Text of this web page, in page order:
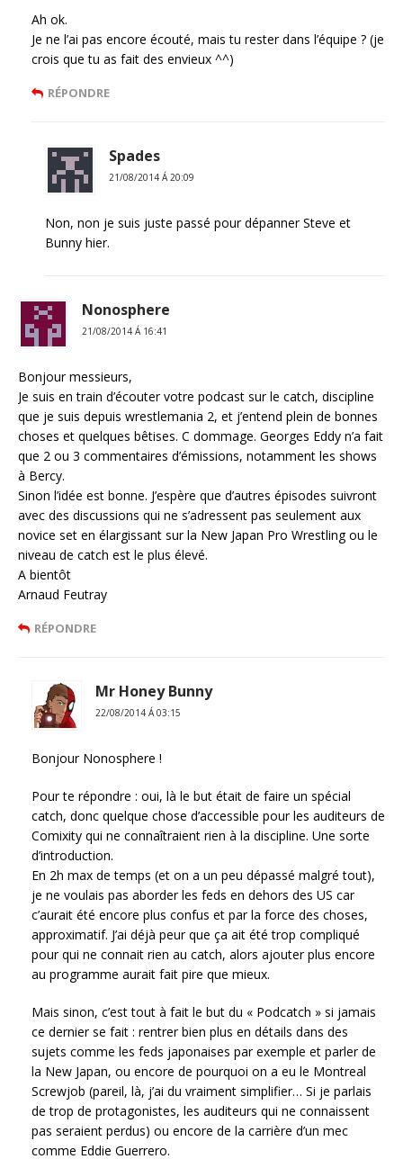
Ah ok.
Je ne l’ai pas encore écouté, mais tu rester dans l’équipe ? (je
crois que tu as fait des envieux ^^)
RÉPONDRE
Spades
21/08/2014 Á 20:09
Non, non je suis juste passé pour dépanner Steve et
Bunny hier.
Nonosphere
21/08/2014 Á 16:41
Bonjour messieurs,
Je suis en train d’écouter votre podcast sur le catch, discipline
que je suis depuis wrestlemania 2, et j’entend plein de bonnes
choses et quelques bêtises. C dommage. Georges Eddy n’a fait
que 2 ou 3 commentaires d’émissions, notamment les shows
à Bercy.
Sinon l’idée est bonne. J’espère que d’autres épisodes suivront
avec des discussions qui ne s’adressent pas seulement aux
novice set en élargissant sur la New Japan Pro Wrestling ou le
niveau de catch est le plus élevé.
A bientôt
Arnaud Feutray
RÉPONDRE
Mr Honey Bunny
22/08/2014 Á 03:15
Bonjour Nonosphere !
Pour te répondre : oui, là le but était de faire un spécial
catch, donc quelque chose d’accessible pour les auditeurs de
Comixity qui ne connaîtraient rien à la discipline. Une sorte
d’introduction.
En 2h max de temps (et on a un peu dépassé malgré tout),
je ne voulais pas aborder les feds en dehors des US car
c’aurait été encore plus confus et par la force des choses,
approximatif. J’ai déjà peur que ça ait été trop compliqué
pour qui ne connait rien au catch, alors ajouter plus encore
au programme aurait fait pire que mieux.
Mais sinon, c’est tout à fait le but du « Podcatch » si jamais
ce dernier se fait : rentrer bien plus en détails dans des
sujets comme les feds japonaises par exemple et parler de
la New Japan, ou encore de pourquoi on a eu le Montreal
Screwjob (pareil, là, j’ai du vraiment simplifier… Si je parlais
de trop de protagonistes, les auditeurs qui ne connaissent
pas seraient perdus) ou encore de la carrière d’un mec
comme Eddie Guerrero.